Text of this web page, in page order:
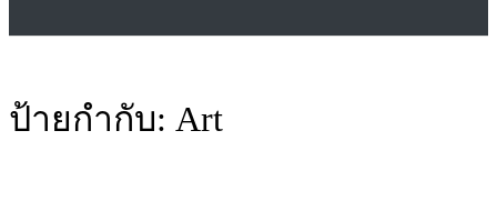
ป้ายกำกับ: Art